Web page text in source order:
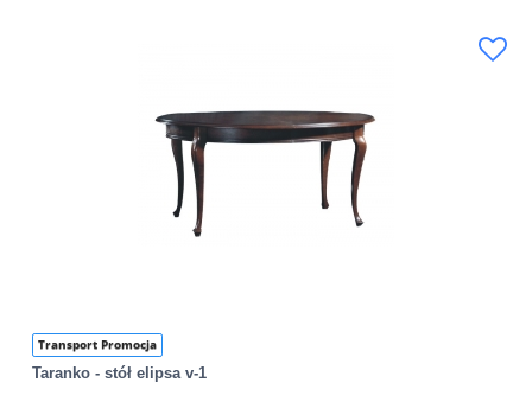
Transport Promocja
Taranko - stół elipsa v-1